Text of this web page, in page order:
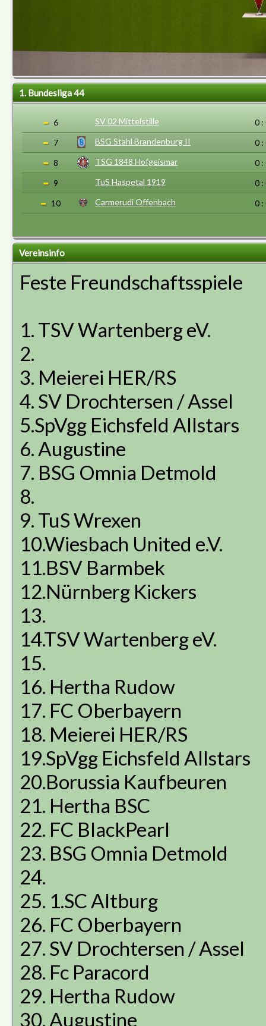
1. Bundesliga 44
6 SV 02 Mittelstille
0 :
7
BSG Stahl Brandenburg II
0 :
8
TSG 1848 Hofgeismar
0 :
9
TuS Haspetal 1919
0 :
10
Carmerudi Offenbach 0 :
Vereinsinfo
Feste Freundschaftsspiele
1. TSV Wartenberg eV.
2.
3. Meierei HER/RS
4. SV Drochtersen / Assel
5.SpVgg Eichsfeld Allstars
6. Augustine
7. BSG Omnia Detmold
8.
9. TuS Wrexen
10.Wiesbach United e.V.
11.BSV Barmbek
12.Nürnberg Kickers
13.
14.TSV Wartenberg eV.
15.
16. Hertha Rudow
17. FC Oberbayern
18. Meierei HER/RS
19.SpVgg Eichsfeld Allstars
20.Borussia Kaufbeuren
21. Hertha BSC
22. FC BlackPearl
23. BSG Omnia Detmold
24.
25. 1.SC Altburg
26. FC Oberbayern
27. SV Drochtersen / Assel
28. Fc Paracord
29. Hertha Rudow
30. Augustine